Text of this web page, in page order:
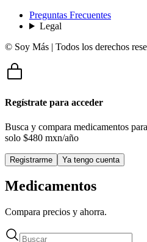
Preguntas Frecuentes
Legal
© Soy Más | Todos los derechos
Regístrate para acceder
Busca y compara medicamentos
solo $480 mxn/año
Registrarme Ya tengo cuenta
Medicamentos
Compara precios y ahorra.